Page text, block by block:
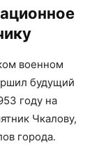
военном
будущий
году на
Чкалову,
города.